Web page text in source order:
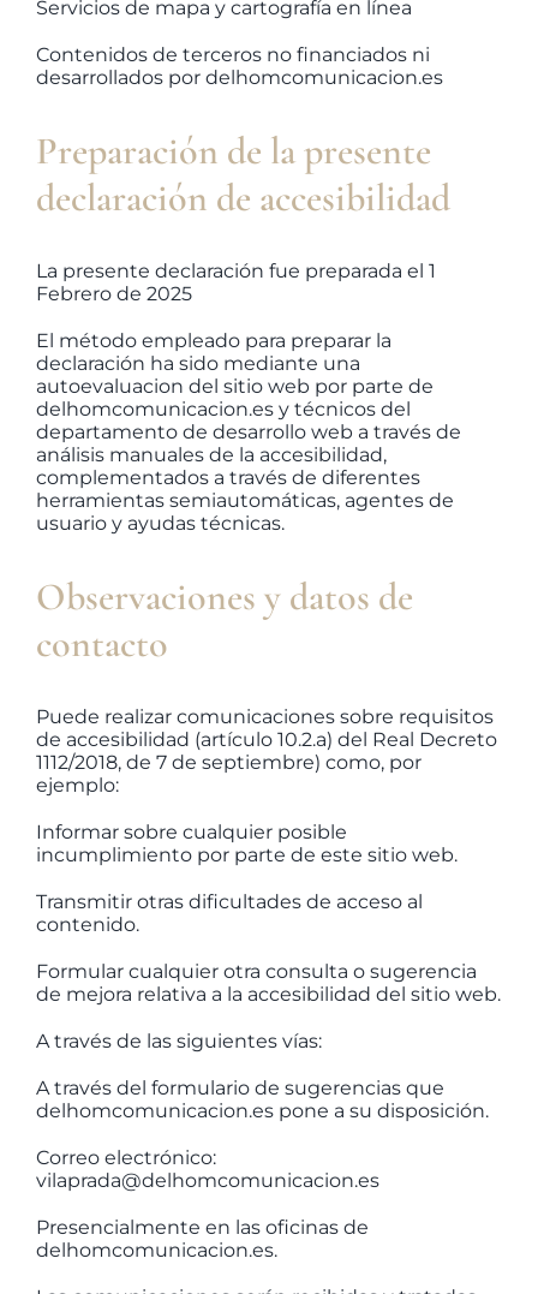
Servicios de mapa y cartografía en línea
Contenidos de terceros no financiados ni
desarrollados por delhomcomunicacion.es
Preparación de la presente
declaración de accesibilidad
La presente declaración fue preparada el 1
Febrero de 2025
El método empleado para preparar la
declaración ha sido mediante una
autoevaluacion del sitio web por parte de
delhomcomunicacion.es y técnicos del
departamento de desarrollo web a través de
análisis manuales de la accesibilidad,
complementados a través de diferentes
herramientas semiautomáticas, agentes de
usuario y ayudas técnicas.
Observaciones y datos de
contacto
Puede realizar comunicaciones sobre requisitos
de accesibilidad (artículo 10.2.a) del Real Decreto
1112/2018, de 7 de septiembre) como, por
ejemplo:
Informar sobre cualquier posible
incumplimiento por parte de este sitio web.
Transmitir otras dificultades de acceso al
contenido.
Formular cualquier otra consulta o sugerencia
de mejora relativa a la accesibilidad del sitio web.
A través de las siguientes vías:
A través del formulario de sugerencias que
delhomcomunicacion.es pone a su disposición.
Correo electrónico:
vilaprada@delhomcomunicacion.es
Presencialmente en las oficinas de
delhomcomunicacion.es.